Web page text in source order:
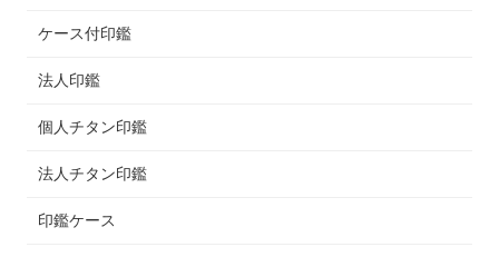
ケース付印鑑
法人印鑑
個人チタン印鑑
法人チタン印鑑
印鑑ケース